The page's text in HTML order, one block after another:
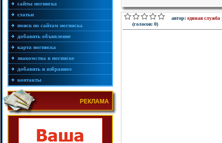
сайты ногинска
статьи
поиск по сайтам ногинска
добавить объявление
карта ногинска
знакомства в ногинске
добавить в избранное
контакты
РЕКЛАМА
(голосов: 0)
автор: единая служба